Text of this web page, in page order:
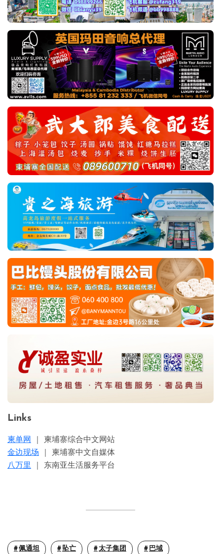
Links
柬单网
｜ 柬埔寨综合中文网站
金边现场 ｜ 柬埔寨中文自媒体
八万里
｜ 东南亚生活服务平台
佩通坦 坠亡 太子集团 巴域